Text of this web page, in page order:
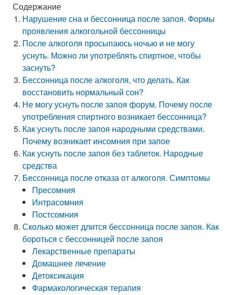
Содержание
Нарушение сна и бессонница после запоя. Формы
проявления алкогольной бессонницы
После алкоголя просыпаюсь ночью и не могу
уснуть. Можно ли употреблять спиртное, чтобы
заснуть?
Бессонница после алкоголя, что делать. Как
восстановить нормальный сон?
Не могу уснуть после запоя форум. Почему после
употребления спиртного возникает бессонница?
Как уснуть после запоя народными средствами.
Почему возникает инсомния при запое
Как уснуть после запоя без таблеток. Народные
средства
Бессонница после отказа от алкоголя. Симптомы
Пресомния
Интрасомния
Постсомния
Сколько может длится бессонница после запоя. Как
бороться с бессонницей после запоя
Лекарственные препараты
Домашнее лечение
Детоксикация
Фармакологическая терапия